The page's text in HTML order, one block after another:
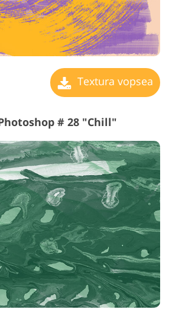
Textura vopsea
# 28 "Chill"